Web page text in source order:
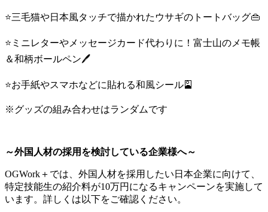
⭐三毛猫や日本風タッチで描かれたウサギのトートバッグ👜
⭐ミニレターやメッセージカード代わりに！富士山のメモ帳
＆和柄ボールペン🖊
⭐お手紙やスマホなどに貼れる和風シール🎴
※グッズの組み合わせはランダムです
～外国人材の採用を検討している企業様へ～
OGWork＋では、外国人材を採用したい日本企業に向けて、
特定技能生の紹介料が10万円になるキャンペーンを実施して
います。詳しくは以下をご確認ください。